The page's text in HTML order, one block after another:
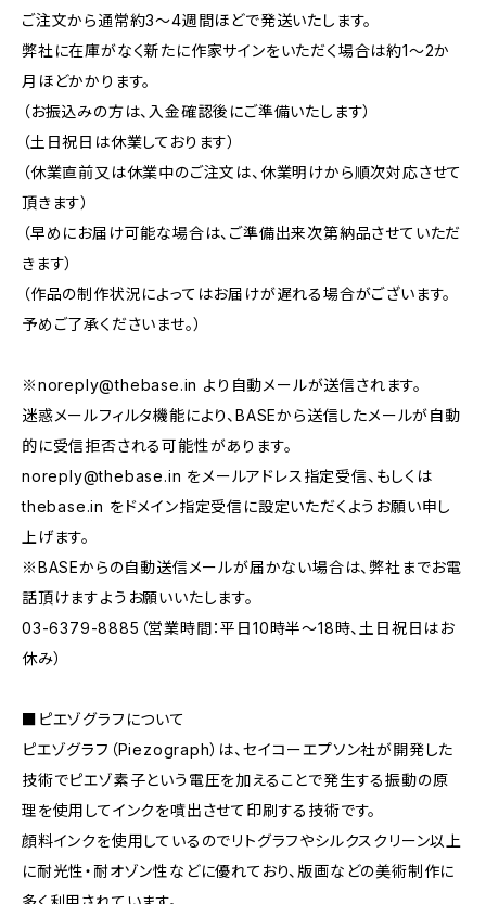
ご注文から通常約3〜4週間ほどで発送いたします。
弊社に在庫がなく新たに作家サインをいただく場合は約1〜2か
月ほどかかります。
（お振込みの方は、入金確認後にご準備いたします）
（土日祝日は休業しております）
（休業直前又は休業中のご注文は、休業明けから順次対応させて
頂きます）
（早めにお届け可能な場合は、ご準備出来次第納品させていただ
きます）
（作品の制作状況によってはお届けが遅れる場合がございます。
予めご了承くださいませ。）
※noreply@thebase.in より自動メールが送信されます。
迷惑メールフィルタ機能により、BASEから送信したメールが自動
的に受信拒否される可能性があります。
noreply@thebase.in をメールアドレス指定受信、もしくは
thebase.in をドメイン指定受信に設定いただくようお願い申し
上げます。
※BASEからの自動送信メールが届かない場合は、弊社までお電
話頂けますようお願いいたします。
03-6379-8885（営業時間：平日10時半〜18時、土日祝日はお
休み）
■ピエゾグラフについて
ピエゾグラフ（Piezograph）は、セイコーエプソン社が開発した
技術でピエゾ素子という電圧を加えることで発生する振動の原
理を使用してインクを噴出させて印刷する技術です。
顔料インクを使用しているのでリトグラフやシルクスクリーン以上
に耐光性・耐オゾン性などに優れており、版画などの美術制作に